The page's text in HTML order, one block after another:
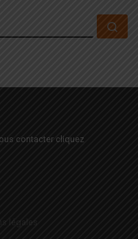
contacter cliquez
légales